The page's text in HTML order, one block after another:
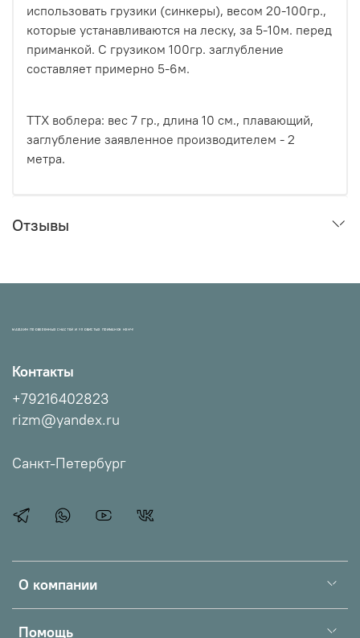
использовать грузики (синкеры), весом 20-100гр.,
которые устанавливаются на леску, за 5-10м. перед
приманкой. С грузиком 100гр. заглубление
составляет примерно 5-6м.
ТТХ воблера: вес 7 гр., длина 10 см., плавающий,
заглубление заявленное производителем - 2
метра.
Отзывы
МАГАЗИН ПРОВЕРЕННЫХ СНАСТЕЙ И УЛОВИСТЫХ ПРИМАНОК НХНЧ!
О компании
Помощь
Контакты
+79216402823
rizm@yandex.ru
Санкт-Петербург